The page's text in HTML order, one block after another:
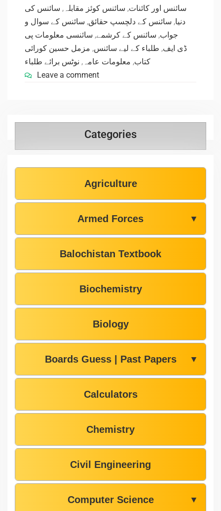
سائنس اور کائنات, سائنس کوئز مقابلہ , سائنس کی
دنیا, سائنس کے دلچسپ حقائق, سائنس کے سوال و
جواب, سائنس کے کرشمے, سائنسی معلومات پی
ڈی ایف, طلباء کے لیے سائنس, مزمل حسین کورائی
کتاب, معلومات عامہ , نوٹس برائے طلباء
Leave a comment
Categories
Agriculture
Armed Forces ▼
Balochistan Textbook
Biochemistry
Biology
Boards Guess | Past Papers ▼
Calculators
Chemistry
Civil Engineering
Computer Science ▼